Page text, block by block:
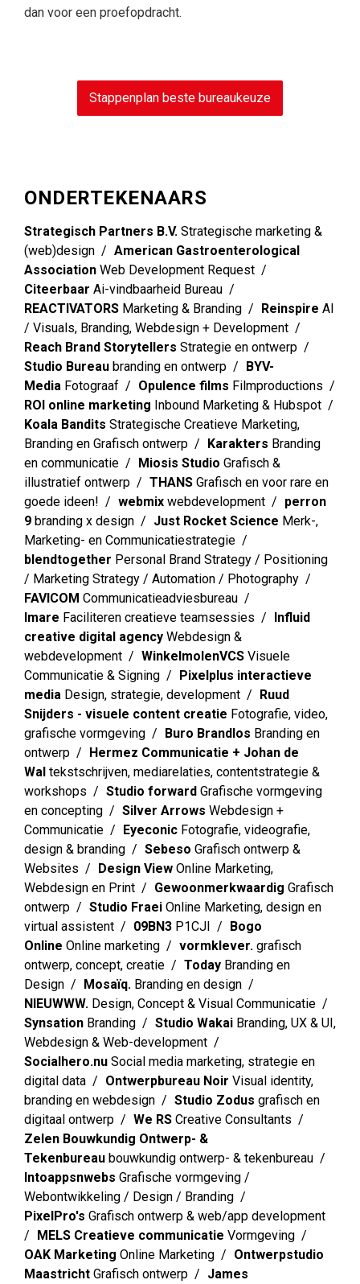
dan voor een proefopdracht.
Stappenplan beste bureaukeuze
ONDERTEKENAARS
Strategisch Partners B.V. Strategische marketing &
(web)design
American Gastroenterological
Association Web Development Request
Citeerbaar Ai-vindbaarheid Bureau
REACTIVATORS Marketing & Branding Reinspire AI
/ Visuals, Branding, Webdesign + Development
Reach Brand Storytellers Strategie en ontwerp
Studio Bureau branding en ontwerp
BYV-
Media Fotograaf Opulence films Filmproductions
ROI online marketing Inbound Marketing & Hubspot
Koala Bandits Strategische Creatieve Marketing,
Branding en Grafisch ontwerp
Karakters Branding
en communicatie
Miosis Studio Grafisch &
illustratief ontwerp
THANS Grafisch en voor rare en
goede ideen!
webmix webdevelopment
perron
9 branding x design Just Rocket Science Merk-,
Marketing- en Communicatiestrategie
blendtogether Personal Brand Strategy / Positioning
/ Marketing Strategy / Automation / Photography
FAVICOM Communicatieadviesbureau
Imare Faciliteren creatieve teamsessies
Influid
creative digital agency Webdesign &
webdevelopment
WinkelmolenVCS Visuele
Communicatie & Signing
Pixelplus interactieve
media Design, strategie, development
Ruud
Snijders - visuele content creatie Fotografie, video,
grafische vormgeving
Buro Brandlos Branding en
ontwerp
Hermez Communicatie + Johan de
Wal tekstschrijven, mediarelaties, contentstrategie &
workshops
Studio forward Grafische vormgeving
en concepting
Silver Arrows Webdesign +
Communicatie
Eyeconic Fotografie, videografie,
design & branding
Sebeso Grafisch ontwerp &
Websites
Design View Online Marketing,
Webdesign en Print
Gewoonmerkwaardig Grafisch
ontwerp
Studio Fraei Online Marketing, design en
virtual assistent
09BN3 P1CJI
Bogo
Online Online marketing vormklever. grafisch
ontwerp, concept, creatie
Today Branding en
Design
Mosaïq. Branding en design
NIEUWWW. Design, Concept & Visual Communicatie
Synsation Branding Studio Wakai Branding, UX & UI,
Webdesign & Web-development
Socialhero.nu Social media marketing, strategie en
digital data
Ontwerpbureau Noir Visual identity,
branding en webdesign
Studio Zodus grafisch en
digitaal ontwerp
We RS Creative Consultants
Zelen Bouwkundig Ontwerp- &
Tekenbureau bouwkundig ontwerp- & tekenbureau
Intoappsnwebs Grafische vormgeving /
Webontwikkeling / Design / Branding
PixelPro's Grafisch ontwerp & web/app development
MELS Creatieve communicatie Vormgeving
OAK Marketing Online Marketing
Ontwerpstudio
Maastricht Grafisch ontwerp James